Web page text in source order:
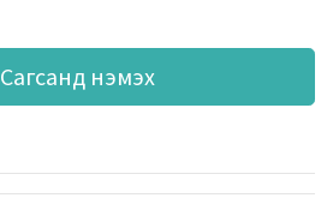
Сагсанд нэмэх